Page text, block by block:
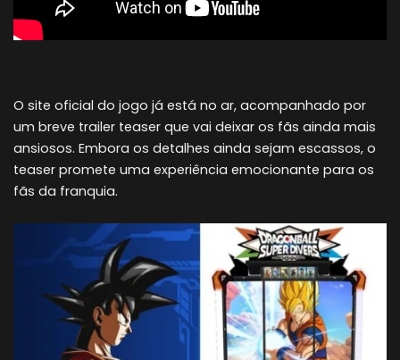
O site oficial do jogo já está no ar, acompanhado por
um breve trailer teaser que vai deixar os fãs ainda mais
ansiosos. Embora os detalhes ainda sejam escassos, o
teaser promete uma experiência emocionante para os
fãs da franquia.